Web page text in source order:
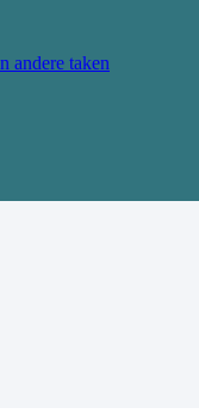
andere taken